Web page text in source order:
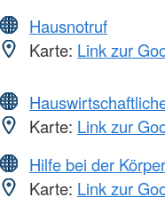
Hausnotruf
Karte: Link zur
Karte: Link zur
Hilfe bei der
Karte: Link zur